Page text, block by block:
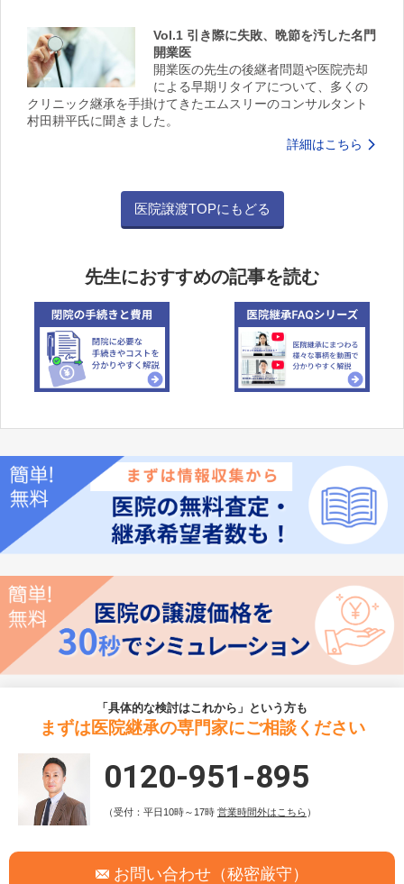
Vol.1 引き際に失敗、晩節を汚した名門
開業医
開業医の先生の後継者問題や医院売却
による早期リタイアについて、多くの
クリニック継承を手掛けてきたエムスリーのコンサルタント
村田耕平氏に聞きました。
詳細はこちら
医院譲渡TOPにもどる
先生におすすめの記事を読む
「具体的な検討はこれから」という方も
まずは医院継承の専門家にご相談ください
0120-951-895
（受付：平日10時～17時 営業時間外はこちら ）
お問い合わせ（秘密厳守）